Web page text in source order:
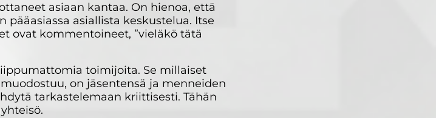
asiaan kantaa. On hienoa, että
asiallista keskustelua. Itse
ovat kommentoineet, ”vieläkö tätä
toimijoita. Se millaiset
on jäsentensä ja menneiden
tarkastelemaan kriittisesti. Tähän